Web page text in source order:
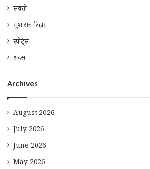
सक्ती
सुशासन तिहार
स्पोर्ट्स
हादसा
Archives
August 2026
July 2026
June 2026
May 2026